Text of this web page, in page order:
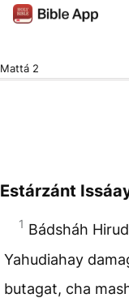
Mattá 2
Estárzánt
1 Bádsháh
Yahudiahay
butagat, cha